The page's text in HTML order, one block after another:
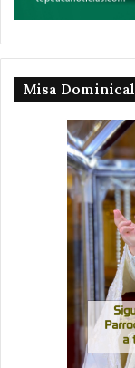
Misa Dominical